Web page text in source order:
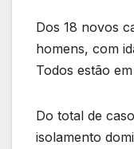
Dos 18 novos
homens, com
Todos estão
Do total de
isolamento